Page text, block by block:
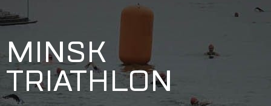
MINSK
TRIATHLON